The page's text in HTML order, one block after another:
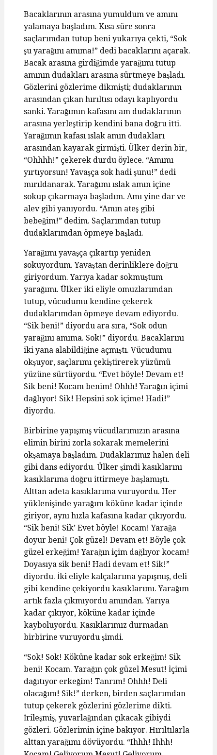
Bacaklarının arasına yumuldum ve amını
yalamaya başladım. Kısa süre sonra
saçlarımdan tutup beni yukarıya çekti, “Sok
şu yarağını amıma!” dedi bacaklarını açarak.
Bacak arasına girdiğimde yarağımı tutup
amının dudakları arasına sürtmeye başladı.
Gözlerini gözlerime dikmişti; dudaklarının
arasından çıkan hırıltısı odayı kaplıyordu
sanki. Yarağımın kafasını am dudaklarının
arasına yerleştirip kendini bana doğru itti.
Yarağımın kafası ıslak amın dudakları
arasından kayarak girmişti. Ülker derin bir,
“Ohhhh!” çekerek durdu öylece. “Amımı
yırtıyorsun! Yavaşça sok hadi şunu!” dedi
mırıldanarak. Yarağımı ıslak amın içine
sokup çıkarmaya başladım. Amı yine dar ve
alev gibi yanıyordu. “Amın ateş gibi
bebeğim!” dedim. Saçlarımdan tutup
dudaklarımdan öpmeye başladı.
Yarağımı yavaşça çıkartıp yeniden
sokuyordum. Yavaştan derinliklere doğru
giriyordum. Yarıya kadar sokmuştum
yarağımı. Ülker iki eliyle omuzlarımdan
tutup, vücudumu kendine çekerek
dudaklarımdan öpmeye devam ediyordu.
“Sik beni!” diyordu ara sıra, “Sok odun
yarağını amıma. Sok!” diyordu. Bacaklarını
iki yana alabildiğine açmıştı. Vücudumu
okşuyor, saçlarımı çekiştirerek yüzümü
yüzüne sürtüyordu. “Evet böyle! Devam et!
Sik beni! Kocam benim! Ohhh! Yarağın içimi
dağlıyor! Sik! Hepsini sok içime! Hadi!”
diyordu.
Birbirine yapışmış vücudlarımızın arasına
elimin birini zorla sokarak memelerini
okşamaya başladım. Dudaklarımız halen deli
gibi dans ediyordu. Ülker şimdi kasıklarını
kasıklarıma doğru ittirmeye başlamıştı.
Alttan adeta kasıklarıma vuruyordu. Her
yüklenişinde yarağım köküne kadar içinde
giriyor, aynı hızla kafasına kadar çıkıyordu.
“Sik beni! Sik’ Evet böyle! Kocam! Yarağa
doyur beni! Çok güzel! Devam et! Böyle çok
güzel erkeğim! Yarağın içim dağlıyor kocam!
Doyasıya sik beni! Hadi devam et! Sik!”
diyordu. İki eliyle kalçalarıma yapışmış, deli
gibi kendine çekiyordu kasıklarımı. Yarağım
artık fazla çıkmıyordu amından. Yarıya
kadar çıkıyor, köküne kadar içinde
kayboluyordu. Kasıklarımız durmadan
birbirine vuruyordu şimdi.
“Sok! Sok! Köküne kadar sok erkeğim! Sik
beni! Kocam. Yarağın çok güzel Mesut! İçimi
dağıtıyor erkeğim! Tanrım! Ohhh! Deli
olacağım! Sik!” derken, birden saçlarımdan
tutup çekerek gözlerini gözlerime dikti.
İrileşmiş, yuvarlağından çıkacak gibiydi
gözleri. Gözlerimin içine bakıyor. Hırıltılarla
alttan yarağımı dövüyordu. “Ihhh! Ihhh!